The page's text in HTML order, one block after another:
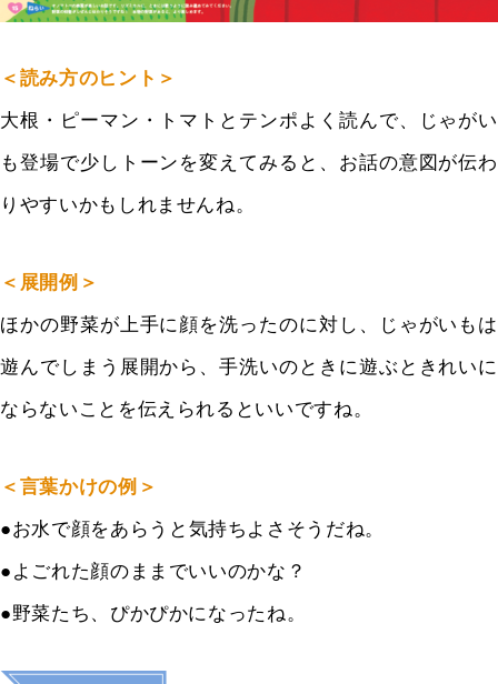
＜読み方のヒント＞
大根・ピーマン・トマトとテンポよく読んで、じゃがい
も登場で少しトーンを変えてみると、お話の意図が伝わ
りやすいかもしれませんね。
＜展開例＞
ほかの野菜が上手に顔を洗ったのに対し、じゃがいもは
遊んでしまう展開から、手洗いのときに遊ぶときれいに
ならないことを伝えられるといいですね。
＜言葉かけの例＞
●お水で顔をあらうと気持ちよさそうだね。
●よごれた顔のままでいいのかな？
●野菜たち、ぴかぴかになったね。